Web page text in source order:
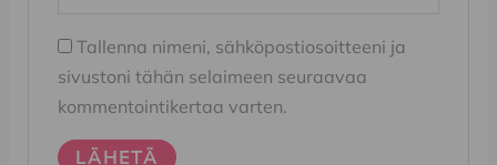
Tallenna nimeni, sähköpostiosoitteeni ja
sivustoni tähän selaimeen seuraavaa
kommentointikertaa varten.